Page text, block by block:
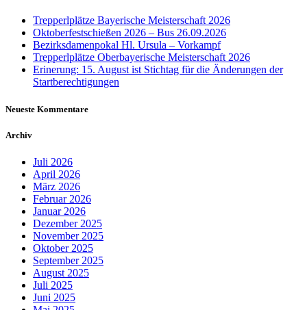
Trepperlplätze Bayerische Meisterschaft 2026
Oktoberfestschießen 2026 – Bus 26.09.2026
Bezirksdamenpokal Hl. Ursula – Vorkampf
Trepperlplätze Oberbayerische Meisterschaft 2026
Erinerung: 15. August ist Stichtag für die Änderungen der
Startberechtigungen
Neueste Kommentare
Archiv
Juli 2026
April 2026
März 2026
Februar 2026
Januar 2026
Dezember 2025
November 2025
Oktober 2025
September 2025
August 2025
Juli 2025
Juni 2025